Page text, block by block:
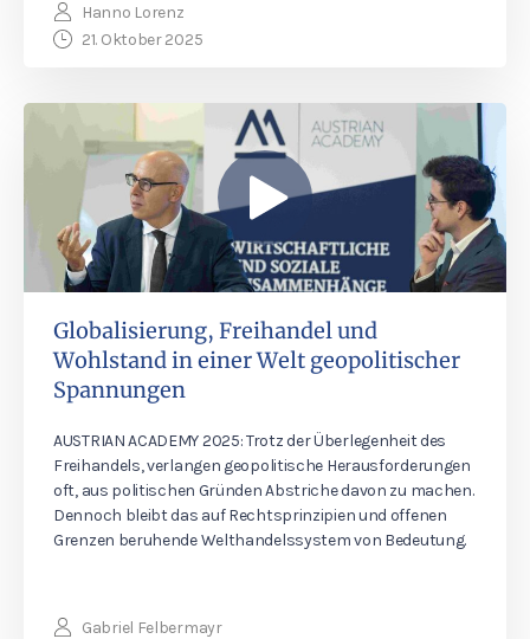
Hanno Lorenz
21. Oktober 2025
Globalisierung, Freihandel und
Wohlstand in einer Welt geopolitischer
Spannungen
AUSTRIAN ACADEMY 2025: Trotz der Überlegenheit des
Freihandels, verlangen geopolitische Herausforderungen
oft, aus politischen Gründen Abstriche davon zu machen.
Dennoch bleibt das auf Rechtsprinzipien und offenen
Grenzen beruhende Welthandelssystem von Bedeutung.
Gabriel Felbermayr